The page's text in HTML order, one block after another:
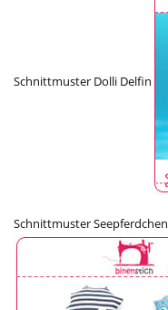
Schnittmuster Dolli Delfin
Schnittmuster Seepferdchen